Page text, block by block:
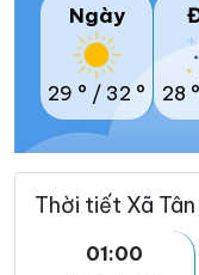
Ngày
29 ° / 32 ° 28 °
Thời tiết Xã
01:00